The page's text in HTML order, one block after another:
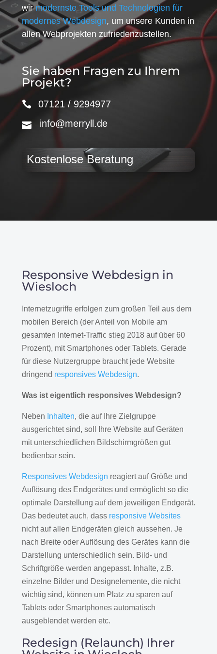
wirmodernste Tools und Technologien für
modernes Webdesign, um unsere Kunden in
allen Webprojekten zufriedenzustellen.
Sie haben Fragen zu Ihrem
Projekt?
07121 / 9294977
info@merryll.de
Kostenlose Beratung
Responsive Webdesign in
Wiesloch
Internetzugriffe erfolgen zum großen Teil aus dem
mobilen Bereich (der Anteil von Mobile am
gesamten Internet-Traffic stieg 2018 auf über 60
Prozent), mit Smartphones oder Tablets. Gerade
für diese Nutzergruppe braucht jede Website
dringend responsives Webdesign.
Was ist eigentlich responsives Webdesign?
Neben Inhalten, die auf Ihre Zielgruppe
ausgerichtet sind, soll Ihre Website auf Geräten
mit unterschiedlichen Bildschirmgrößen gut
bedienbar sein.
Responsives Webdesign reagiert auf Größe und
Auflösung des Endgerätes und ermöglicht so die
optimale Darstellung auf dem jeweiligen Endgerät.
Das bedeutet auch, dass responsive Websites
nicht auf allen Endgeräten gleich aussehen. Je
nach Breite oder Auflösung des Gerätes kann die
Darstellung unterschiedlich sein. Bild- und
Schriftgröße werden angepasst. Inhalte, z.B.
einzelne Bilder und Designelemente, die nicht
wichtig sind, können um Platz zu sparen auf
Tablets oder Smartphones automatisch
ausgeblendet werden etc.
Redesign (Relaunch) Ihrer